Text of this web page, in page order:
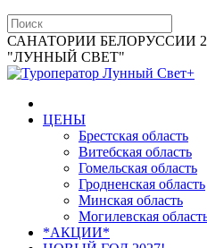
САНАТОРИИ БЕЛОРУССИИ
"ЛУННЫЙ СВЕТ"
ЦЕНЫ
Брестская область
Витебская область
Гомельская область
Гродненская область
Минская область
Могилевская
*АКЦИИ*